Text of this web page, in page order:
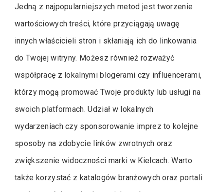
Jedną z najpopularniejszych metod jest tworzenie
wartościowych treści, które przyciągają uwagę
innych właścicieli stron i skłaniają ich do linkowania
do Twojej witryny. Możesz również rozważyć
współpracę z lokalnymi blogerami czy influencerami,
którzy mogą promować Twoje produkty lub usługi na
swoich platformach. Udział w lokalnych
wydarzeniach czy sponsorowanie imprez to kolejne
sposoby na zdobycie linków zwrotnych oraz
zwiększenie widoczności marki w Kielcach. Warto
także korzystać z katalogów branżowych oraz portali